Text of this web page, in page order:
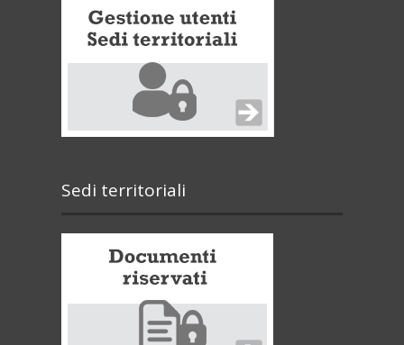
Sedi territoriali